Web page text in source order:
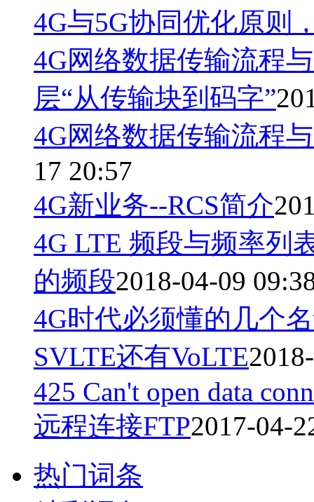
4G与5G协同优化原则
4G网络数据传输流程
层“从传输块到码字”
4G网络数据传输流程
17 20:57
4G新业务--RCS简介
4G LTE 频段与频率列
的频段2018-04-09
4G时代必须懂的几个
SVLTE还有VoLTE
425 Can't open data
远程连接FTP2017-04-
热门词条